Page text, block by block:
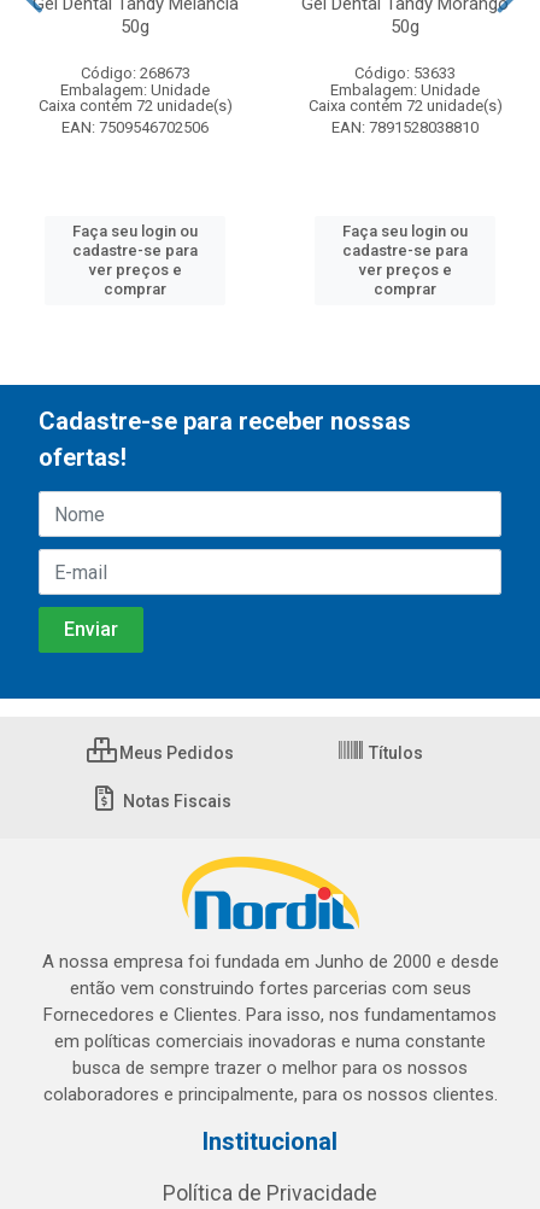
50g
Código: 268673
Embalagem: Unidade
Caixa contém 72 unidade(s)
EAN: 7509546702506
Faça seu login ou
cadastre-se para
ver preços e
comprar
50g
Código: 53633
Embalagem: Unidade
Caixa contém 72 unidade(s)
EAN: 7891528038810
Faça seu login ou
cadastre-se para
ver preços e
comprar
Cadastre-se para receber nossas
ofertas!
Meus Pedidos Títulos
Notas Fiscais
A nossa empresa foi fundada em Junho de 2000 e desde
então vem construindo fortes parcerias com seus
Fornecedores e Clientes. Para isso, nos fundamentamos
em políticas comerciais inovadoras e numa constante
busca de sempre trazer o melhor para os nossos
colaboradores e principalmente, para os nossos clientes.
Institucional
Política de Privacidade